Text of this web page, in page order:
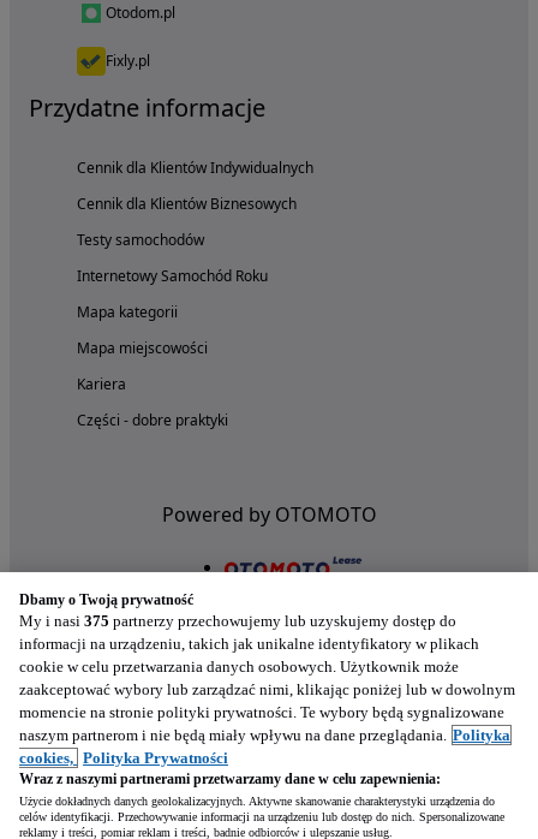
Otodom.pl
Fixly.pl
Przydatne informacje
Cennik dla Klientów Indywidualnych
Cennik dla Klientów Biznesowych
Testy samochodów
Internetowy Samochód Roku
Mapa kategorii
Mapa miejscowości
Kariera
Części - dobre praktyki
Powered by OTOMOTO
Nasze aplikacje w twoim telefonie
Dbamy o Twoją prywatność
My i nasi 375 partnerzy przechowujemy lub uzyskujemy dostęp do
informacji na urządzeniu, takich jak unikalne identyfikatory w plikach
cookie w celu przetwarzania danych osobowych. Użytkownik może
zaakceptować wybory lub zarządzać nimi, klikając poniżej lub w dowolnym
momencie na stronie polityki prywatności. Te wybory będą sygnalizowane
naszym partnerom i nie będą miały wpływu na dane przeglądania. Polityka
cookies, Polityka Prywatności
Wraz z naszymi partnerami przetwarzamy dane w celu zapewnienia:
Użycie dokładnych danych geolokalizacyjnych. Aktywne skanowanie charakterystyki urządzenia do
celów identyfikacji. Przechowywanie informacji na urządzeniu lub dostęp do nich. Spersonalizowane
reklamy i treści, pomiar reklam i treści, badnie odbiorców i ulepszanie usług.